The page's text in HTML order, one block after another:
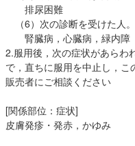
排尿困難
（6）次の診断を受けた人。
腎臓病，心臓病，緑内障
2.服用後，次の症状があらわ
で，直ちに服用を中止し，
販売者にご相談ください
[関係部位：症状]
皮膚発疹・発赤，かゆみ